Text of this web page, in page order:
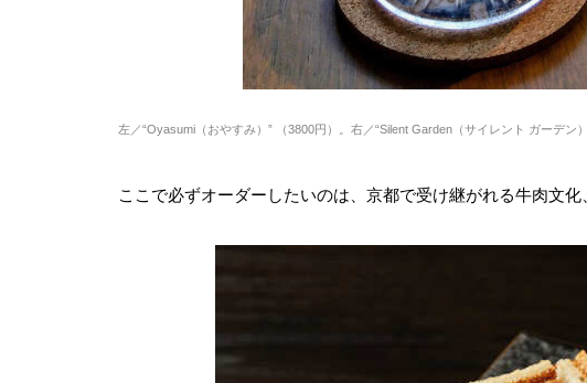
左／“Oyasumi（おやすみ）” （3800円）。右／“Silent Garden（サイレント ガーデン）
ここで必ずオーダーしたいのは、京都で受け継がれる牛肉文化